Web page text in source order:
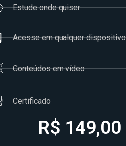
Estude onde quiser
Acesse em qualquer dispositivo
Conteúdos em vídeo
Certificado
R$ 149,00